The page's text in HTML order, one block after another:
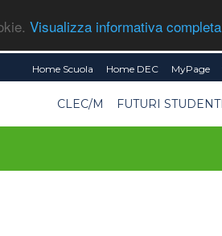
Visualizza informativa completa
Home Scuola Home DEC MyPage
CLEC/M FUTURI STUDENTI